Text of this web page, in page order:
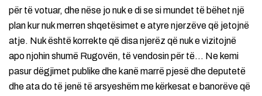
për të votuar, dhe nëse jo nuk e di se si mundet të bëhet një
plan kur nuk merren shqetësimet e atyre njerzëve që jetojnë
atje. Nuk është korrekte që disa njerëz që nuk e vizitojnë
apo njohin shumë Rugovën, të vendosin për të… Ne kemi
pasur dëgjimet publike dhe kanë marrë pjesë dhe deputetë
dhe ata do të jenë të arsyeshëm me kërkesat e banorëve që